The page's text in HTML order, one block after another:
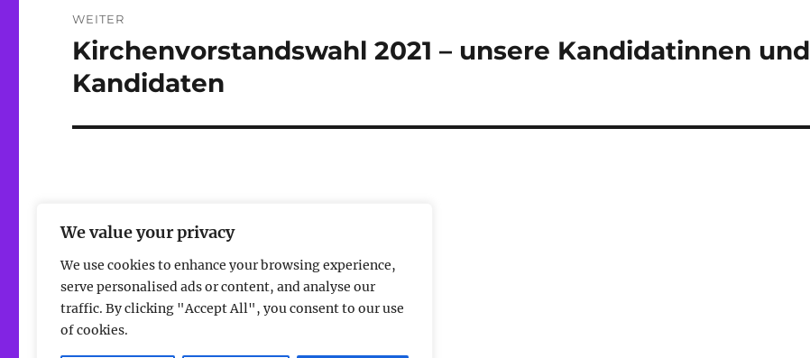
We value your privacy
We use cookies to enhance your browsing experience,
serve personalised ads or content, and analyse our
traffic. By clicking "Accept All", you consent to our use
of cookies.
WEITER
Nächster
Beitrag:
Kirchenvorstandswahl 2021 – unsere Kandidatinnen und
Kandidaten